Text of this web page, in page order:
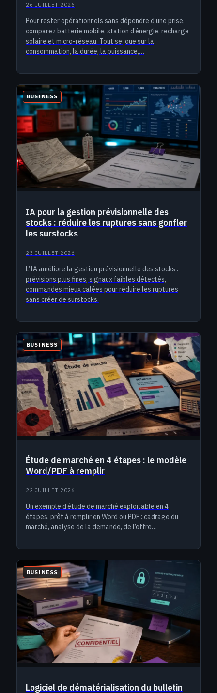
26 JUILLET 2026
Pour rester opérationnels sans dépendre d’une prise,
comparez batterie mobile, station d’énergie, recharge
solaire et micro-réseau. Tout se joue sur la
consommation, la durée, la puissance,…
BUSINESS
IA pour la gestion prévisionnelle des
stocks : réduire les ruptures sans gonfler
les surstocks
23 JUILLET 2026
L’IA améliore la gestion prévisionnelle des stocks :
prévisions plus fines, signaux faibles détectés,
commandes mieux calées pour réduire les ruptures
sans créer de surstocks.
BUSINESS
Étude de marché en 4 étapes : le modèle
Word/PDF à remplir
22 JUILLET 2026
Un exemple d’étude de marché exploitable en 4
étapes, prêt à remplir en Word ou PDF : cadrage du
marché, analyse de la demande, de l’offre…
BUSINESS
Logiciel de dématérialisation du bulletin